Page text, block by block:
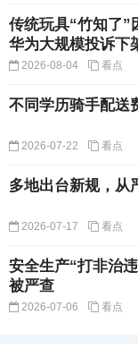
传统玩具“竹知了”
华为大规模投诉下
2026-08-04 看点
不同学历骑手配送
2026-07-22 看点
多地出台新规，从
2026-07-17 看点
安全生产“打非治
被严查
2026-07-06 看点